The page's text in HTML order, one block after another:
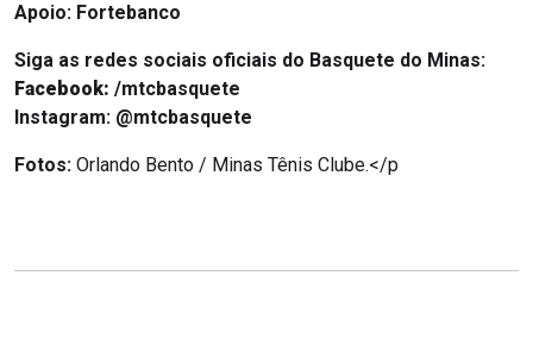
Apoio: Fortebanco
Siga as redes sociais oficiais do Basquete do Minas:
Facebook: /mtcbasquete
Instagram: @mtcbasquete
Fotos: Orlando Bento / Minas Tênis Clube.</p